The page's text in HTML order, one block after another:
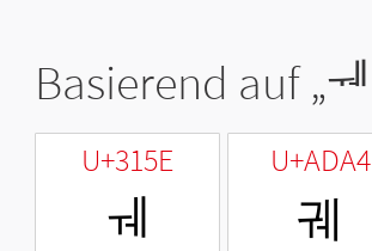
Basierend auf „ᅰ
U+315E
ㅞ
U+ADA4
궤